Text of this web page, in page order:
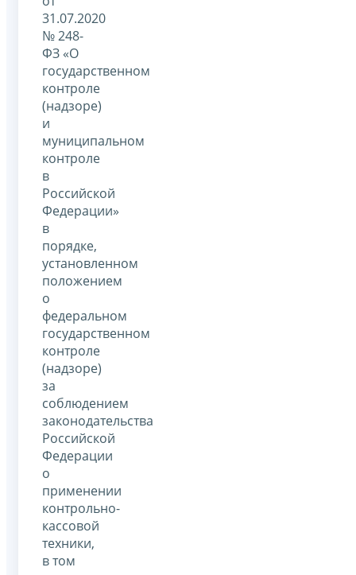
31.07.2020
№ 248-
ФЗ «О
государственном
контроле
(надзоре)
и
муниципальном
контроле
в
Российской
Федерации»
в
порядке,
установленном
положением
о
федеральном
государственном
контроле
(надзоре)
за
соблюдением
законодательства
Российской
Федерации
о
применении
контрольно-
кассовой
техники,
в том